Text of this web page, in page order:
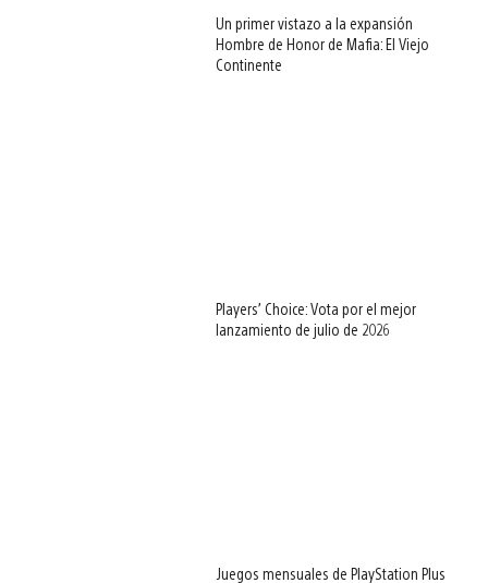
Un primer vistazo a la expansión
Hombre de Honor de Mafia: El Viejo
Continente
Players’ Choice: Vota por el mejor
lanzamiento de julio de 2026
Juegos mensuales de PlayStation Plus